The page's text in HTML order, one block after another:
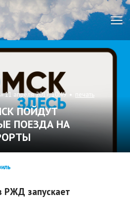
11 апреля 2017, 10:49 • печать
ПОЙДУТ
ПОЕЗДА НА
РЖД запускает